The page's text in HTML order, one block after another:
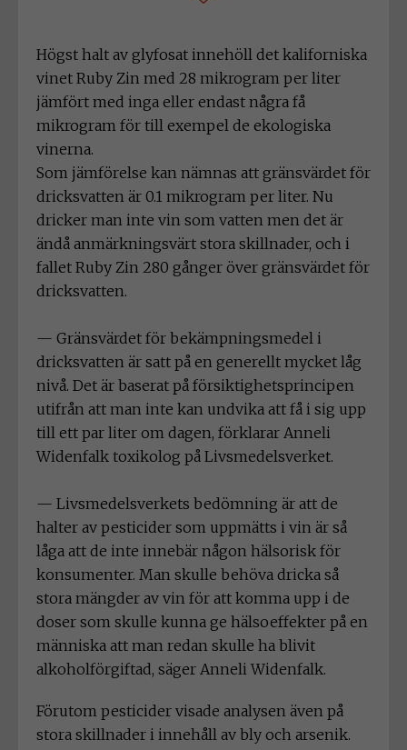
Högst halt av glyfosat innehöll det kaliforniska
vinet Ruby Zin med 28 mikrogram per liter
jämfört med inga eller endast några få
mikrogram för till exempel de ekologiska
vinerna.
Som jämförelse kan nämnas att gränsvärdet för
dricksvatten är 0.1 mikrogram per liter. Nu
dricker man inte vin som vatten men det är
ändå anmärkningsvärt stora skillnader, och i
fallet Ruby Zin 280 gånger över gränsvärdet för
dricksvatten.
— Gränsvärdet för bekämpningsmedel i
dricksvatten är satt på en generellt mycket låg
nivå. Det är baserat på försiktighetsprincipen
utifrån att man inte kan undvika att få i sig upp
till ett par liter om dagen, förklarar Anneli
Widenfalk toxikolog på Livsmedelsverket.
— Livsmedelsverkets bedömning är att de
halter av pesticider som uppmätts i vin är så
låga att de inte innebär någon hälsorisk för
konsumenter. Man skulle behöva dricka så
stora mängder av vin för att komma upp i de
doser som skulle kunna ge hälsoeffekter på en
människa att man redan skulle ha blivit
alkoholförgiftad, säger Anneli Widenfalk.
Förutom pesticider visade analysen även på
stora skillnader i innehåll av bly och arsenik.